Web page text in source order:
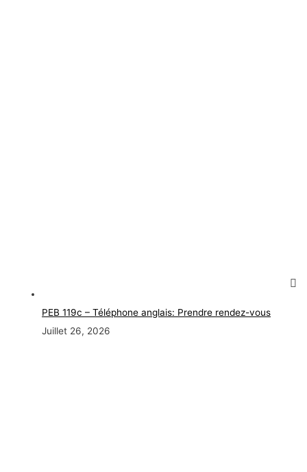
PEB 119c – Téléphone anglais: Prendre rendez-vous
Juillet 26, 2026